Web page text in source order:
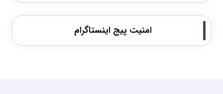
امنیت پیج اینستاگرام